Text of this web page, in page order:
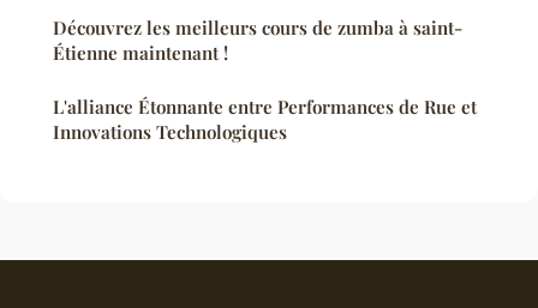
Découvrez les meilleurs cours de zumba à saint-
Étienne maintenant !
L'alliance Étonnante entre Performances de Rue et
Innovations Technologiques